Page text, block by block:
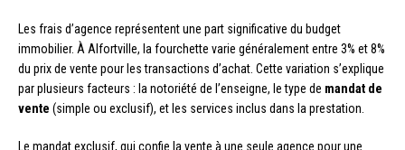
Les frais d’agence représentent une part significative du budget
immobilier. À Alfortville, la fourchette varie généralement entre 3% et 8%
du prix de vente pour les transactions d’achat. Cette variation s’explique
par plusieurs facteurs : la notoriété de l’enseigne, le type de mandat de
vente (simple ou exclusif), et les services inclus dans la prestation.
Le mandat exclusif, qui confie la vente à une seule agence pour une